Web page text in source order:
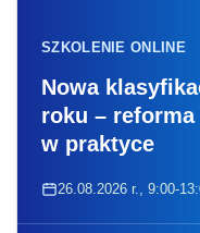
SZKOLENIE ONLINE
Nowa
roku –
w praktyce
26.08.2026 r., 9:00-